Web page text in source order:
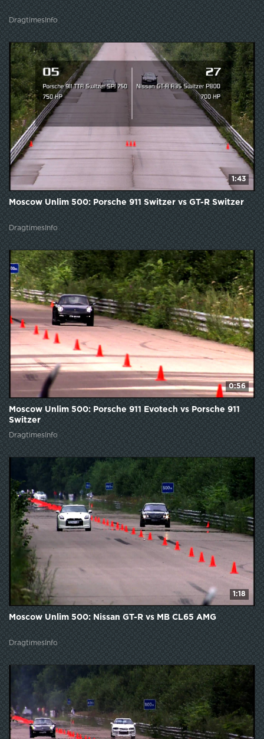
DragtimesInfo
1:43
Moscow Unlim 500: Porsche 911 Switzer vs GT-R Switzer
DragtimesInfo
0:56
Moscow Unlim 500: Porsche 911 Evotech vs Porsche 911
Switzer
DragtimesInfo
1:18
Moscow Unlim 500: Nissan GT-R vs MB CL65 AMG
DragtimesInfo